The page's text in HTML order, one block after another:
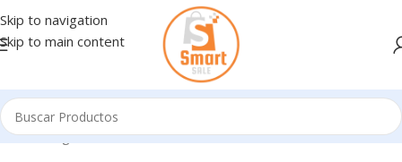
Skip to navigation
Skip to main content
Inicio/Ingresando